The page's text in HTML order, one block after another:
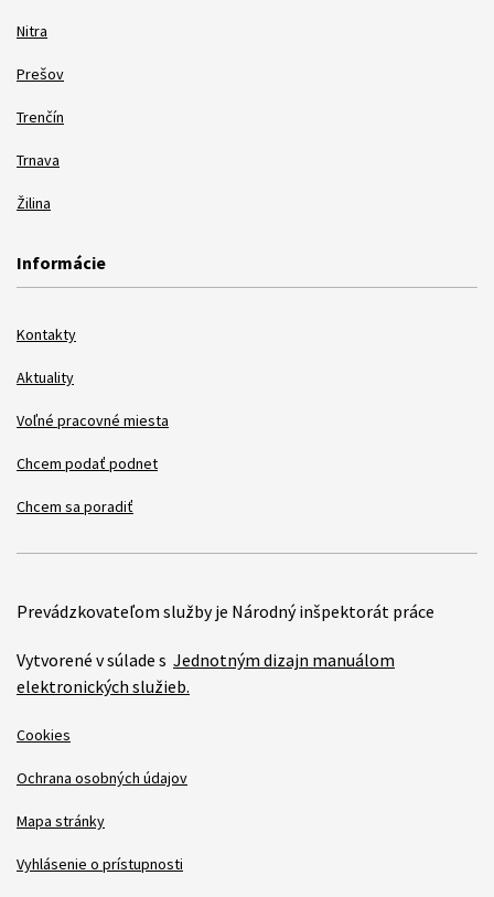
Nitra
Prešov
Trenčín
Trnava
Žilina
Informácie
Kontakty
Aktuality
Voľné pracovné miesta
Chcem podať podnet
Chcem sa poradiť
Prevádzkovateľom služby je Národný inšpektorát práce
Vytvorené v súlade s Jednotným dizajn manuálom
elektronických služieb.
Cookies
Ochrana osobných údajov
Mapa stránky
Vyhlásenie o prístupnosti